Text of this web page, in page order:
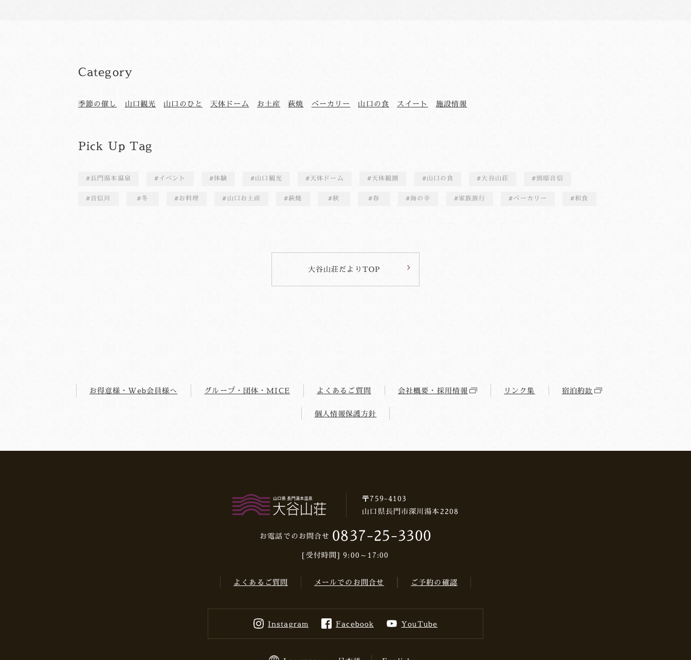
Category
季節の催し 山口観光 山口のひと 天体ドーム お土産 萩焼 ベーカリー 山口の食 スイート 施設情報
Pick Up Tag
長門湯本温泉 イベント 体験 山口観光 天体ドーム 天体観測 山口の食 大谷山荘 別邸音信
音信川 冬 お料理 山口お土産 萩焼 秋 春 海の幸 家族旅行 ベーカリー 和食
大谷山荘だよりTOP
お得意様・Web会員様へ グループ・団体・MICE よくあるご質問 会社概要・採用情報 リンク集 宿泊約款
個人情報保護方針
〒759-4103
山口県長門市深川湯本2208
お電話でのお問合せ 0837-25-3300
[受付時間] 9:00～17:00
よくあるご質問 メールでのお問合せ ご予約の確認
Instagram Facebook YouTube